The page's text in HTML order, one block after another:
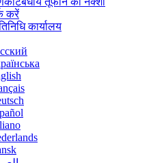
करें
कार्यालय